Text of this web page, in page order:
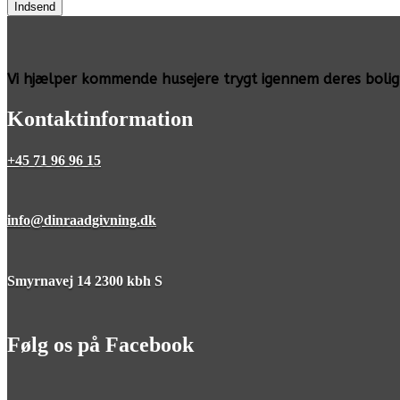
Indsend
Vi hjælper kommende husejere trygt igennem deres
Kontaktinformation
+45 71 96 96 15
info@dinraadgivning.dk
Smyrnavej 14 2300 kbh S
Følg os på Facebook